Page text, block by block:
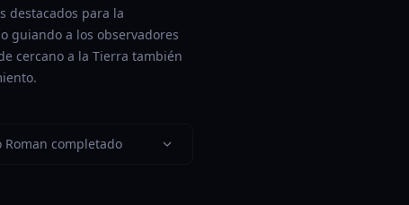
destacados para la
guiando a los observadores
cercano a la Tierra también
completado